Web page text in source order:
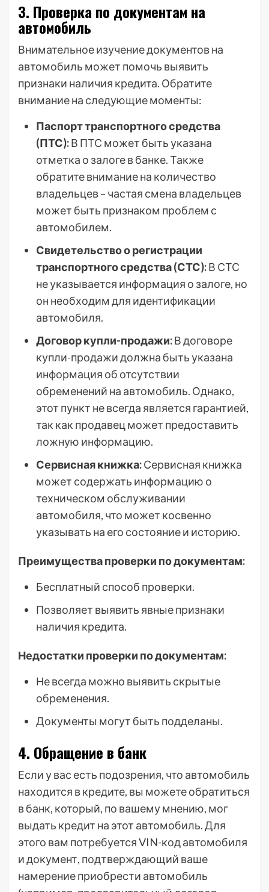
3. Проверка по документам на
автомобиль
Внимательное изучение документов на
автомобиль может помочь выявить
признаки наличия кредита. Обратите
внимание на следующие моменты:
Паспорт транспортного средства
(ПТС):В ПТС может быть указана
отметка о залоге в банке. Также
обратите внимание на количество
владельцев – частая смена владельцев
может быть признаком проблем с
автомобилем.
Свидетельство о регистрации
транспортного средства (СТС):В СТС
не указывается информация о залоге, но
он необходим для идентификации
автомобиля.
Договор купли-продажи:В договоре
купли-продажи должна быть указана
информация об отсутствии
обременений на автомобиль. Однако,
этот пункт не всегда является гарантией,
так как продавец может предоставить
ложную информацию.
Сервисная книжка:Сервисная книжка
может содержать информацию о
техническом обслуживании
автомобиля, что может косвенно
указывать на его состояние и историю.
Преимущества проверки по документам:
Бесплатный способ проверки.
Позволяет выявить явные признаки
наличия кредита.
Недостатки проверки по документам:
Не всегда можно выявить скрытые
обременения.
Документы могут быть подделаны.
4. Обращение в банк
Если у вас есть подозрения, что автомобиль
находится в кредите, вы можете обратиться
в банк, который, по вашему мнению, мог
выдать кредит на этот автомобиль. Для
этого вам потребуется VIN-код автомобиля
и документ, подтверждающий ваше
намерение приобрести автомобиль